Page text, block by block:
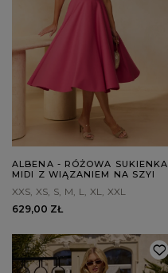
ALBENA - RÓŻOWA SUKIENKA
MIDI Z WIĄZANIEM NA SZYI
XXS XS S M L XL XXL
629,00 ZŁ